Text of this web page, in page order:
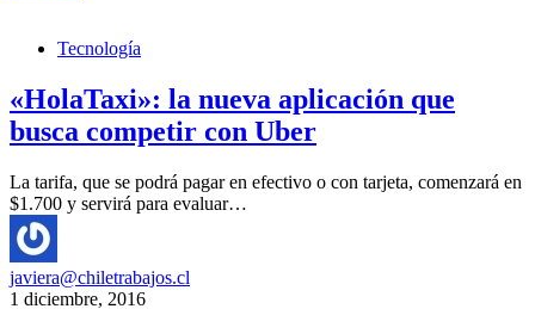
Tecnología
«HolaTaxi»: la nueva aplicación que
busca competir con Uber
La tarifa, que se podrá pagar en efectivo o con tarjeta, comenzará en
$1.700 y servirá para evaluar…
javiera@chiletrabajos.cl
1 diciembre, 2016